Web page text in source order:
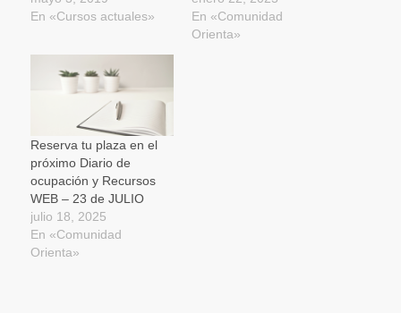
En «Cursos actuales»
En «Comunidad
Orienta»
Reserva tu plaza en el
próximo Diario de
ocupación y Recursos
WEB – 23 de JULIO
julio 18, 2025
En «Comunidad
Orienta»